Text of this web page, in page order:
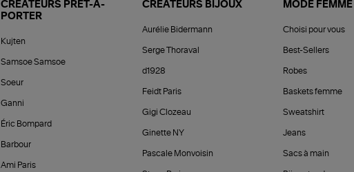
CRÉATEURS PRÊT-À-
PORTER
Kujten
Samsoe Samsoe
Soeur
Ganni
Éric Bompard
Barbour
Ami Paris
CRÉATEURS BIJOUX
Aurélie Bidermann
Serge Thoraval
d1928
Feidt Paris
Gigi Clozeau
Ginette NY
Pascale Monvoisin
MODE FEMME
Choisi pour vous
Best-Sellers
Robes
Baskets femme
Sweatshirt
Jeans
Sacs à main